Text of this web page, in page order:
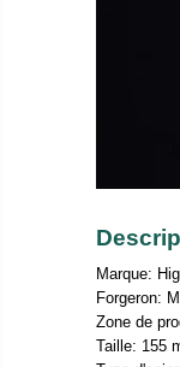
Marque:
Forgeron:
Zone de
Taille: 155